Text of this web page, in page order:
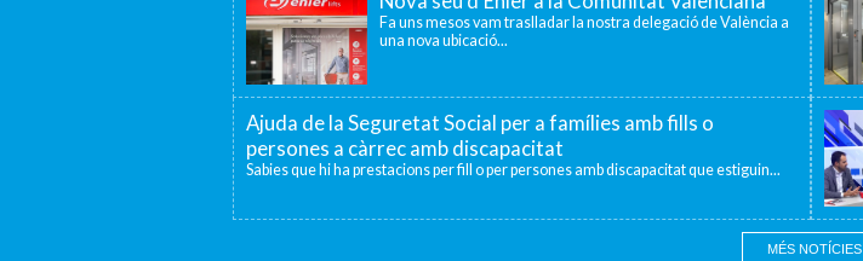
Fa uns mesos vam traslladar la nostra delegació de València a
una nova ubicació...
Ajuda de la Seguretat Social per a famílies amb fills o
persones a càrrec amb discapacitat
Sabies que hi ha prestacions per fill o per persones amb discapacitat que estiguin...
MÉS NOTÍCIES